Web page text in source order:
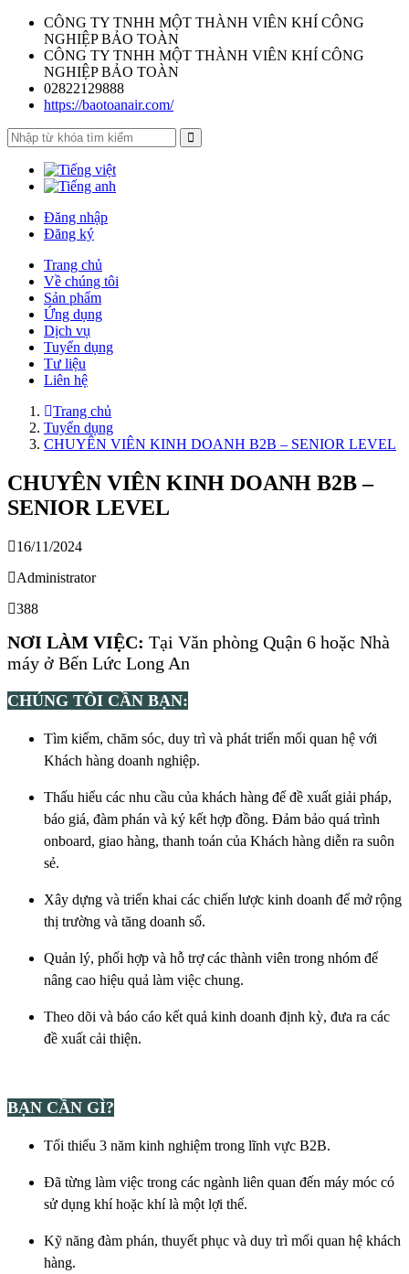
CÔNG TY TNHH MỘT THÀNH VIÊN KHÍ CÔNG
NGHIỆP BẢO TOÀN
CÔNG TY TNHH MỘT THÀNH VIÊN KHÍ CÔNG
NGHIỆP BẢO TOÀN
02822129888
https://baotoanair.com/
Đăng nhập
Đăng ký
Trang chủ
Về chúng tôi
Sản phẩm
Ứng dụng
Dịch vụ
Tuyển dụng
Tư liệu
Liên hệ
Trang chủ
Tuyển dụng
CHUYÊN VIÊN KINH DOANH B2B – SENIOR LEVEL
CHUYÊN VIÊN KINH DOANH B2B –
SENIOR LEVEL
16/11/2024
Administrator
388
NƠI LÀM VIỆC: Tại Văn phòng Quận 6 hoặc Nhà
máy ở Bến Lức Long An
CHÚNG TÔI CẦN BẠN:
Tìm kiếm, chăm sóc, duy trì và phát triển mối quan hệ với
Khách hàng doanh nghiệp.
Thấu hiểu các nhu cầu của khách hàng để đề xuất giải pháp,
báo giá, đàm phán và ký kết hợp đồng. Đảm bảo quá trình
onboard, giao hàng, thanh toán của Khách hàng diễn ra suôn
sẻ.
Xây dựng và triển khai các chiến lược kinh doanh để mở rộng
thị trường và tăng doanh số.
Quản lý, phối hợp và hỗ trợ các thành viên trong nhóm để
nâng cao hiệu quả làm việc chung.
Theo dõi và báo cáo kết quả kinh doanh định kỳ, đưa ra các
đề xuất cải thiện.
BẠN CẦN GÌ?
Tối thiểu 3 năm kinh nghiệm trong lĩnh vực B2B.
Đã từng làm việc trong các ngành liên quan đến máy móc có
sử dụng khí hoặc khí là một lợi thế.
Kỹ năng đàm phán, thuyết phục và duy trì mối quan hệ khách
hàng.